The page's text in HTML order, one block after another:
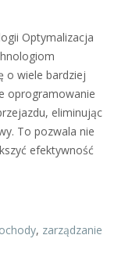
Optymalizacja
o wiele bardziej
oprogramowanie
eliminując
To pozwala nie
efektywność
, zarządzanie